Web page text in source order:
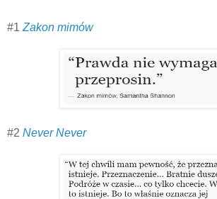
#1 Zakon mimów
#2 Never Never